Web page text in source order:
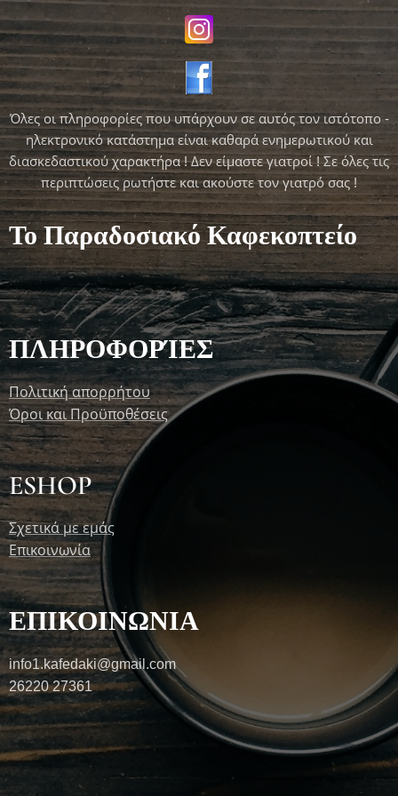
Όλες οι πληροφορίες που υπάρχουν σε αυτός τον ιστότοπο -
ηλεκτρονικό κατάστημα είναι καθαρά ενημερωτικού και
διασκεδαστικού χαρακτήρα ! Δεν είμαστε γιατροί ! Σε όλες τις
περιπτώσεις ρωτήστε και ακούστε τον γιατρό σας !
Το Παραδοσιακό Καφεκοπτείο
ΠΛΗΡΟΦΟΡΊΕΣ
Πολιτική απορρήτου
Όροι και Προϋποθέσεις
ESHOP
Σχετικά με εμάς
Επικοινωνία
ΕΠΙΚΟΙΝΩΝΙΑ
info1.kafedaki@gmail.com
26220 27361